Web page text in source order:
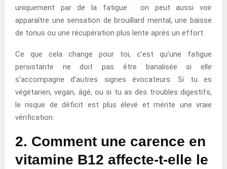
uniquement par de la fatigue : on peut aussi voir
apparaître une sensation de brouillard mental, une baisse
de tonus ou une récupération plus lente après un effort.
Ce que cela change pour toi, c’est qu’une fatigue
persistante ne doit pas être banalisée si elle
s’accompagne d’autres signes évocateurs. Si tu es
végétarien, vegan, âgé, ou si tu as des troubles digestifs,
le risque de déficit est plus élevé et mérite une vraie
vérification.
2. Comment une carence en
vitamine B12 affecte-t-elle le